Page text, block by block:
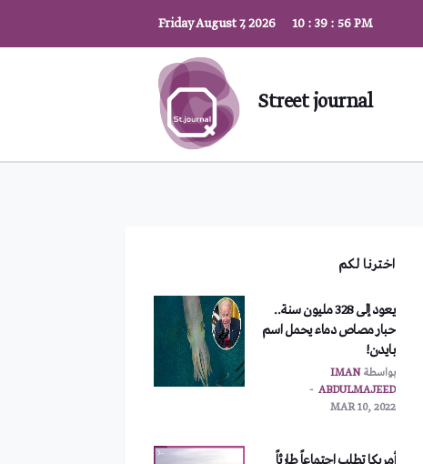
Friday August 7, 202610 :39 :57 PM
Street journal
اخترنا لكم
يعود إلى 328 مليون سنة..
حبار مصاص دماء يحمل اسم
بايدن!
بواسطةIMAN
ABDULMAJEED
MAR 10, 2022
أمريكا تطلب اجتماعاً طارئاً